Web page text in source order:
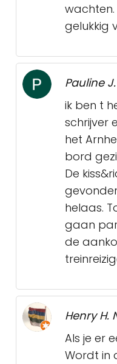
wachten.
gelukkig
Pauline J.
ik ben t
schrijver
het
bord
De
helaas.
gaan
de
Henry H.
Als je er
Wordt in